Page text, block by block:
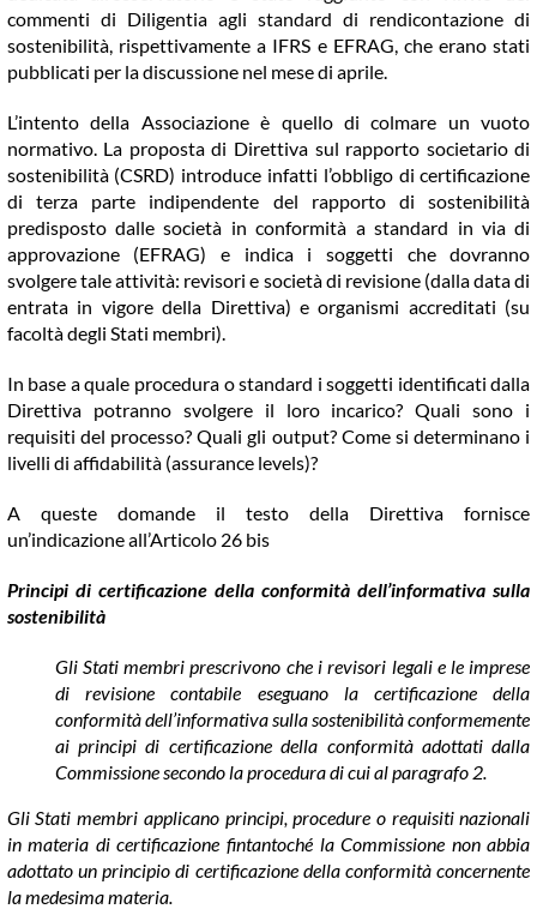
commenti di Diligentia agli standard di rendicontazione di
sostenibilità, rispettivamente a IFRS e EFRAG, che erano stati
pubblicati per la discussione nel mese di aprile.
L’intento della Associazione è quello di colmare un vuoto
normativo. La proposta di Direttiva sul rapporto societario di
sostenibilità (CSRD) introduce infatti l’obbligo di certificazione
di terza parte indipendente del rapporto di sostenibilità
predisposto dalle società in conformità a standard in via di
approvazione (EFRAG) e indica i soggetti che dovranno
svolgere tale attività: revisori e società di revisione (dalla data di
entrata in vigore della Direttiva) e organismi accreditati (su
facoltà degli Stati membri).
In base a quale procedura o standard i soggetti identificati dalla
Direttiva potranno svolgere il loro incarico? Quali sono i
requisiti del processo? Quali gli output? Come si determinano i
livelli di affidabilità (assurance levels)?
A queste domande il testo della Direttiva fornisce
un’indicazione all’Articolo 26 bis
Principi di certificazione della conformità dell’informativa sulla
sostenibilità
Gli Stati membri prescrivono che i revisori legali e le imprese
di revisione contabile eseguano la certificazione della
conformità dell’informativa sulla sostenibilità conformemente
ai principi di certificazione della conformità adottati dalla
Commissione secondo la procedura di cui al paragrafo 2.
Gli Stati membri applicano principi, procedure o requisiti nazionali
in materia di certificazione fintantoché la Commissione non abbia
adottato un principio di certificazione della conformità concernente
la medesima materia.